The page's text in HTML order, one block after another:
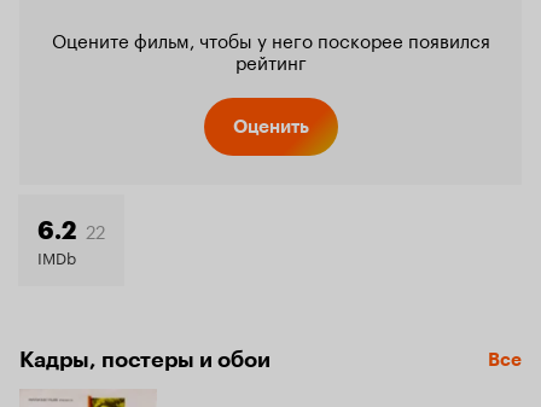
Оцените фильм, чтобы у него поскорее появился
рейтинг
Оценить
6.2 22
IMDb
Кадры, постеры и обои Все